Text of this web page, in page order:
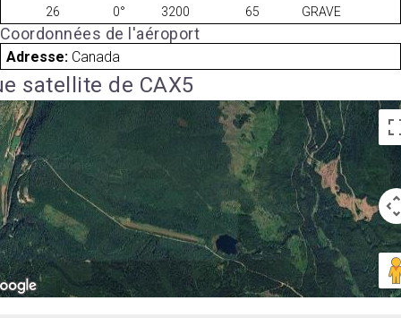
26
0° 3200 65 GRAVE
Coordonnées de l'aéroport
Adresse: Canada
satellite de CAX5